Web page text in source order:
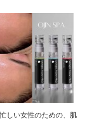
しい女性のための、肌